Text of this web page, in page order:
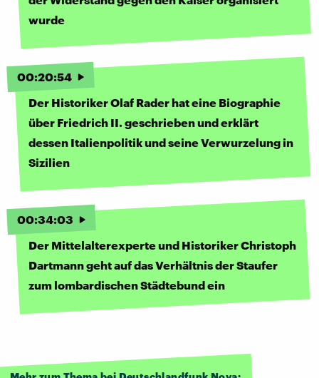
wurde
00:20:54
Der Historiker Olaf Rader hat eine Biographie
über Friedrich II. geschrieben und erklärt
dessen Italienpolitik und seine Verwurzelung in
Sizilien
00:34:03
Der Mittelalterexperte und Historiker Christoph
Dartmann geht auf das Verhältnis der Staufer
zum lombardischen Städtebund ein